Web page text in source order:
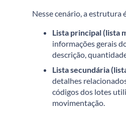
Nesse cenário, a estrutura
Lista principal (lista
informações gerais
descrição,
Lista secundária
detalhes
códigos dos lotes
movimentação.